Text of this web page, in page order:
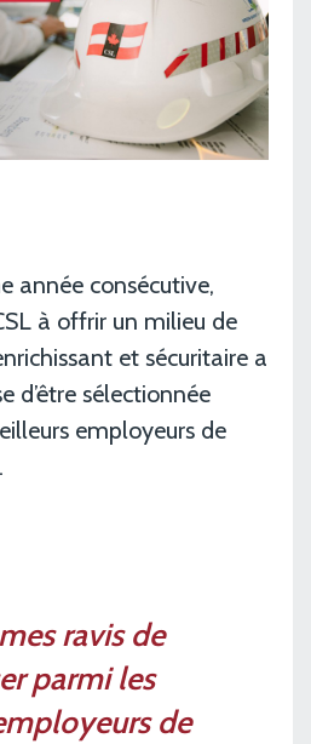
année consécutive,
à offrir un milieu de
et sécuritaire a
d’être sélectionnée
employeurs de
ravis de
parmi les
de